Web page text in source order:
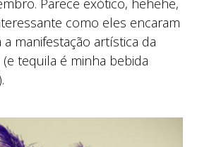
Parece exótico, hehehe,
como eles encaram
manifestação artística da
tequila é minha bebida